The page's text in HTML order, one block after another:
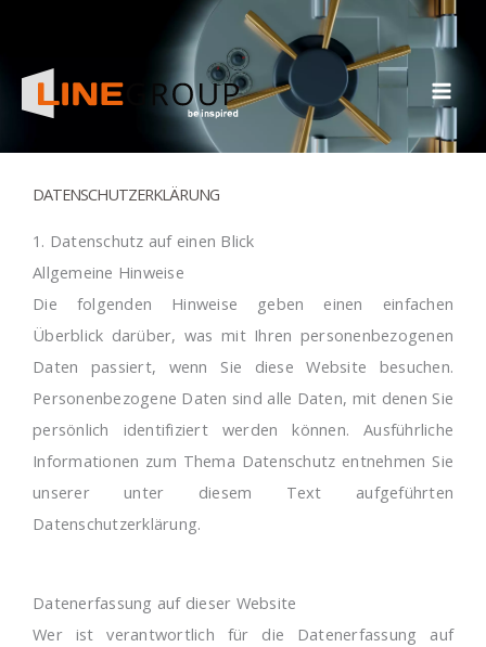
springen
DATENSCHUTZERKLÄRUNG
1. Datenschutz auf einen Blick
Allgemeine Hinweise
Die folgenden Hinweise geben einen einfachen
Überblick darüber, was mit Ihren personenbezogenen
Daten passiert, wenn Sie diese Website besuchen.
Personenbezogene Daten sind alle Daten, mit denen Sie
persönlich identifiziert werden können. Ausführliche
Informationen zum Thema Datenschutz entnehmen Sie
unserer unter diesem Text aufgeführten
Datenschutzerklärung.
Datenerfassung auf dieser Website
Wer ist verantwortlich für die Datenerfassung auf